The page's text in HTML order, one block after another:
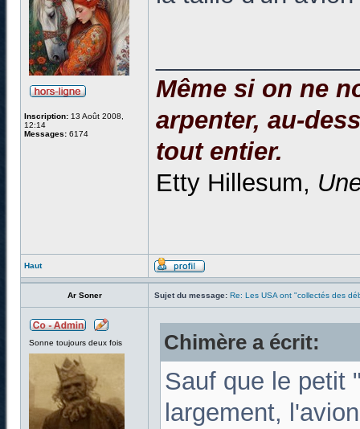
Inscription: 13 Août 2008,
12:14
Messages: 6174
Même si on ne
arpenter, au-
tout entier.
Etty Hillesum,
Haut
Ar Soner Sujet du message: Re: Les USA ont "collectés des
Sonne toujours deux fois Chimère a écrit:
Sauf que le petit
largement,